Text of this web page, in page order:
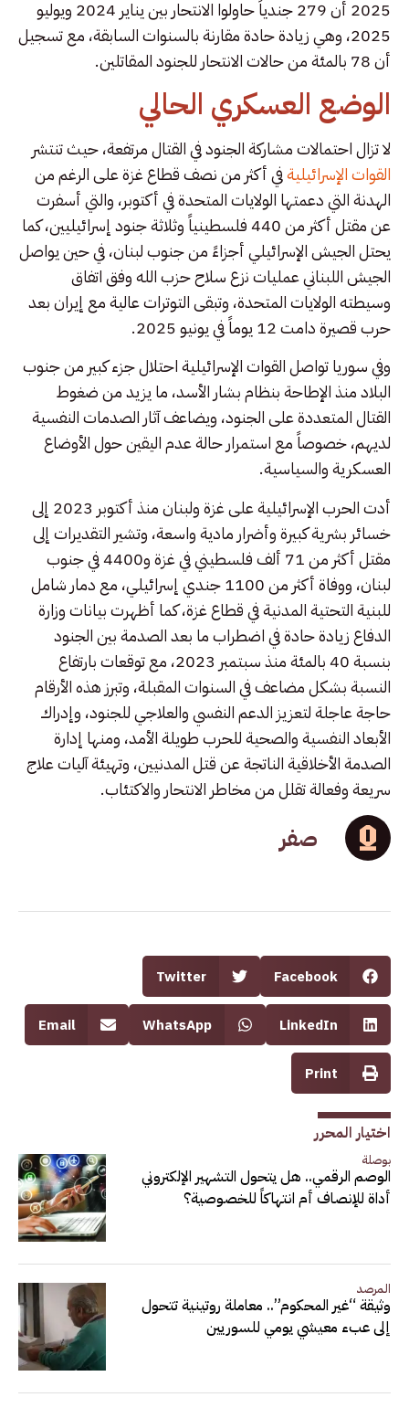
2025 أن 279 جندياً حاولوا الانتحار بين يناير 2024 ويوليو
2025، وهي زيادة حادة مقارنة بالسنوات السابقة، مع تسجيل
أن 78 بالمئة من حالات الانتحار للجنود المقاتلين.
الوضع العسكري الحالي
لا تزال احتمالات مشاركة الجنود في القتال مرتفعة، حيث تنتشر
القوات الإسرائيليةفي أكثر من نصف قطاع غزة على الرغم من
الهدنة التي دعمتها الولايات المتحدة في أكتوبر، والتي أسفرت
عن مقتل أكثر من 440 فلسطينياً وثلاثة جنود إسرائيليين، كما
يحتل الجيش الإسرائيلي أجزاءً من جنوب لبنان، في حين يواصل
الجيش اللبناني عمليات نزع سلاح حزب الله وفق اتفاق
وسيطته الولايات المتحدة، وتبقى التوترات عالية مع إيران بعد
حرب قصيرة دامت 12 يوماً في يونيو 2025.
وفي سوريا تواصل القوات الإسرائيلية احتلال جزء كبير من جنوب
البلاد منذ الإطاحة بنظام بشار الأسد، ما يزيد من ضغوط
القتال المتعددة على الجنود، ويضاعف آثار الصدمات النفسية
لديهم، خصوصاً مع استمرار حالة عدم اليقين حول الأوضاع
العسكرية والسياسية.
أدت الحرب الإسرائيلية على غزة ولبنان منذ أكتوبر 2023 إلى
خسائر بشرية كبيرة وأضرار مادية واسعة، وتشير التقديرات إلى
مقتل أكثر من 71 ألف فلسطيني في غزة و4400 في جنوب
لبنان، ووفاة أكثر من 1100 جندي إسرائيلي، مع دمار شامل
للبنية التحتية المدنية في قطاع غزة، كما أظهرت بيانات وزارة
الدفاع زيادة حادة في اضطراب ما بعد الصدمة بين الجنود
بنسبة 40 بالمئة منذ سبتمبر 2023، مع توقعات بارتفاع
النسبة بشكل مضاعف في السنوات المقبلة، وتبرز هذه الأرقام
حاجة عاجلة لتعزيز الدعم النفسي والعلاجي للجنود، وإدراك
الأبعاد النفسية والصحية للحرب طويلة الأمد، ومنها إدارة
الصدمة الأخلاقية الناتجة عن قتل المدنيين، وتهيئة آليات علاج
سريعة وفعالة تقلل من مخاطر الانتحار والاكتئاب.
صفر
Facebook
Twitter
LinkedIn
WhatsApp
Email
Print
اختيار المحرر
بوصلة
الوصم الرقمي.. هل يتحول التشهير الإلكتروني
أداة للإنصاف أم انتهاكاً للخصوصية؟
المرصد
وثيقة “غير المحكوم”.. معاملة روتينية تتحول
إلى عبء معيشي يومي للسوريين